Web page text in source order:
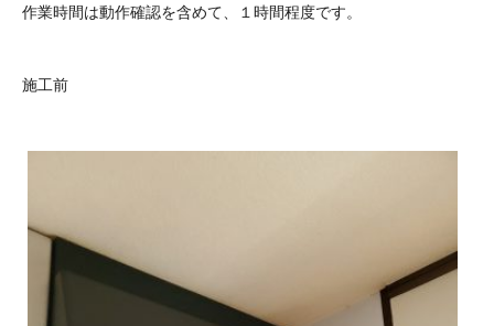
作業時間は動作確認を含めて、１時間程度です。
施工前